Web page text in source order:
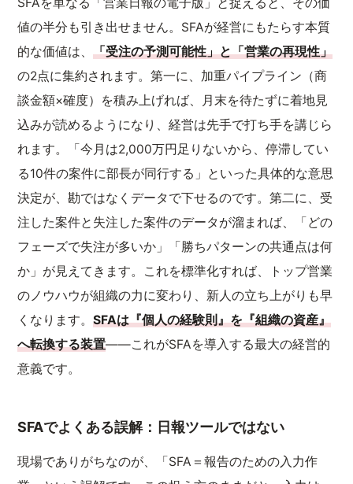
値の半分も引き出せません。SFAが経営にもたらす本質
的な価値は、「受注の予測可能性」と「営業の再現性」
の2点に集約されます。第一に、加重パイプライン（商
談金額×確度）を積み上げれば、月末を待たずに着地見
込みが読めるようになり、経営は先手で打ち手を講じら
れます。「今月は2,000万円足りないから、停滞してい
る10件の案件に部長が同行する」といった具体的な意思
決定が、勘ではなくデータで下せるのです。第二に、受
注した案件と失注した案件のデータが溜まれば、「どの
フェーズで失注が多いか」「勝ちパターンの共通点は何
か」が見えてきます。これを標準化すれば、トップ営業
のノウハウが組織の力に変わり、新人の立ち上がりも早
くなります。SFAは『個人の経験則』を『組織の資産』
へ転換する装置——これがSFAを導入する最大の経営的
意義です。
SFAでよくある誤解：日報ツールではない
現場でありがちなのが、「SFA＝報告のための入力作